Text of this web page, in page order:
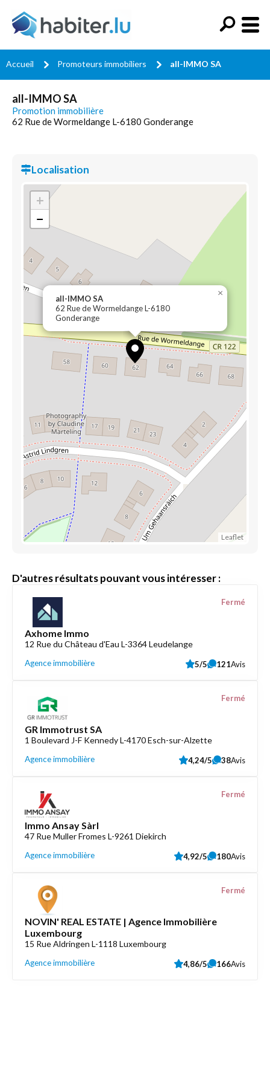
Accueil Promoteurs immobiliers all-IMMO SA
all-IMMO SA
Promotion immobilière
62 Rue de Wormeldange L-6180 Gonderange
Localisation
all-IMMO SA
62 Rue de Wormeldange L-6180
Gonderange
×
+
−
Leaflet
D'autres résultats pouvant vous intéresser :
Axhome Immo
12 Rue du Château d'Eau L-3364 Leudelange
Agence immobilière
Fermé
5/5 121Avis
GR Immotrust SA
1 Boulevard J-F Kennedy L-4170 Esch-sur-Alzette
Agence immobilière
Fermé
4,24/5 38Avis
Immo Ansay Sàrl
47 Rue Muller Fromes L-9261 Diekirch
Agence immobilière
Fermé
4,92/5 180Avis
NOVIN' REAL ESTATE | Agence Immobilière
Luxembourg
15 Rue Aldringen L-1118 Luxembourg
Agence immobilière
Fermé
4,86/5 166Avis